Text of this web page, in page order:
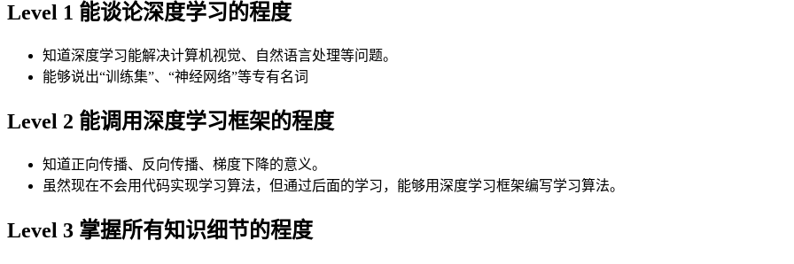
Level 1 能谈论深度学习的程度
知道深度学习能解决计算机视觉、自然语言处理等问题。
能够说出“训练集”、“神经网络”等专有名词
Level 2 能调用深度学习框架的程度
知道正向传播、反向传播、梯度下降的意义。
虽然现在不会用代码实现学习算法，但通过后面的学习，能够用深度学习框架编写学习算法。
Level 3 掌握所有知识细节的程度